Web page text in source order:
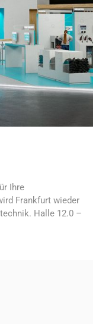
Ihre
Frankfurt wieder
Halle 12.0 –